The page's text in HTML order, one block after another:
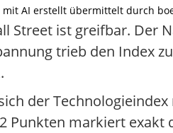
AI erstellt übermittelt durch
Street ist greifbar. Der
trieb den Index
der
Punkten markiert